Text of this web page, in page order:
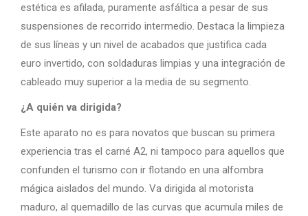
estética es afilada, puramente asfáltica a pesar de sus
suspensiones de recorrido intermedio. Destaca la limpieza
de sus líneas y un nivel de acabados que justifica cada
euro invertido, con soldaduras limpias y una integración de
cableado muy superior a la media de su segmento.
¿A quién va dirigida?
Este aparato no es para novatos que buscan su primera
experiencia tras el carné A2, ni tampoco para aquellos que
confunden el turismo con ir flotando en una alfombra
mágica aislados del mundo. Va dirigida al motorista
maduro, al quemadillo de las curvas que acumula miles de